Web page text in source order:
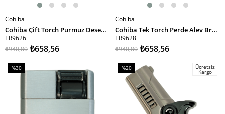
SEPETE EKLE
Cohiba
Cohiba Çift Torch Pürmüz Desenli Metal Puro Çakmağı
TR9626
₺658,56
₺940,80
SEPETE EKLE
Cohiba
Cohiba Tek Torch Perde Alev Bronz Metal Puro Çakmağı
TR9628
₺658,56
₺940,80
%30
İndirim
%20
İndirim
%20İndirim
Ücretsiz
Kargo